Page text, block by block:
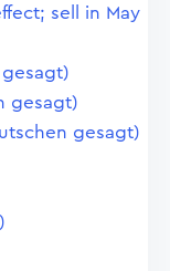
sell in May
gesagt)
gesagt)
gesagt)